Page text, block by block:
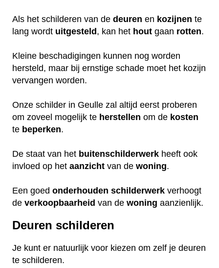
Als het schilderen van de deuren en kozijnen te
lang wordt uitgesteld, kan het hout gaan rotten.
Kleine beschadigingen kunnen nog worden
hersteld, maar bij ernstige schade moet het kozijn
vervangen worden.
Onze schilder in Geulle zal altijd eerst proberen
om zoveel mogelijk te herstellen om de kosten
te beperken.
De staat van het buitenschilderwerk heeft ook
invloed op het aanzicht van de woning.
Een goed onderhouden schilderwerk verhoogt
de verkoopbaarheid van de woning aanzienlijk.
Deuren schilderen
Je kunt er natuurlijk voor kiezen om zelf je deuren
te schilderen.